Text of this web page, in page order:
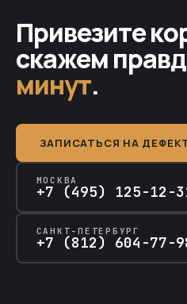
Привезите
скажем
минут.
ЗАПИСАТЬСЯ НА
МОСКВА
+7 (495) 125-12-
САНКТ-ПЕТЕРБУРГ
+7 (812) 604-77-